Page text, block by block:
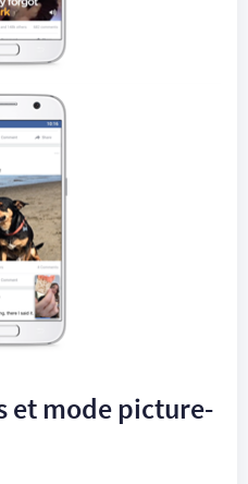
et mode picture-